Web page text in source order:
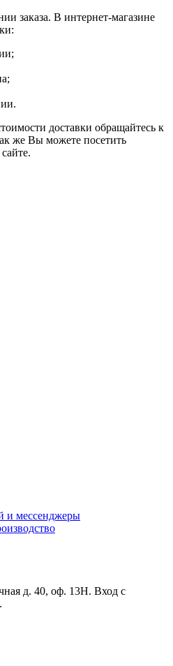
заказа. В интернет-магазине
доставки обращайтесь к
же Вы можете посетить
и мессенджеры
д. 40, оф. 13Н. Вход с